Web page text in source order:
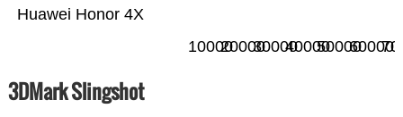
Huawei Honor 4X
100002000030000400005000060000
3DMark Slingshot